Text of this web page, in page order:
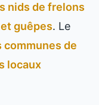
nids de frelons
guêpes. Le
de
locaux